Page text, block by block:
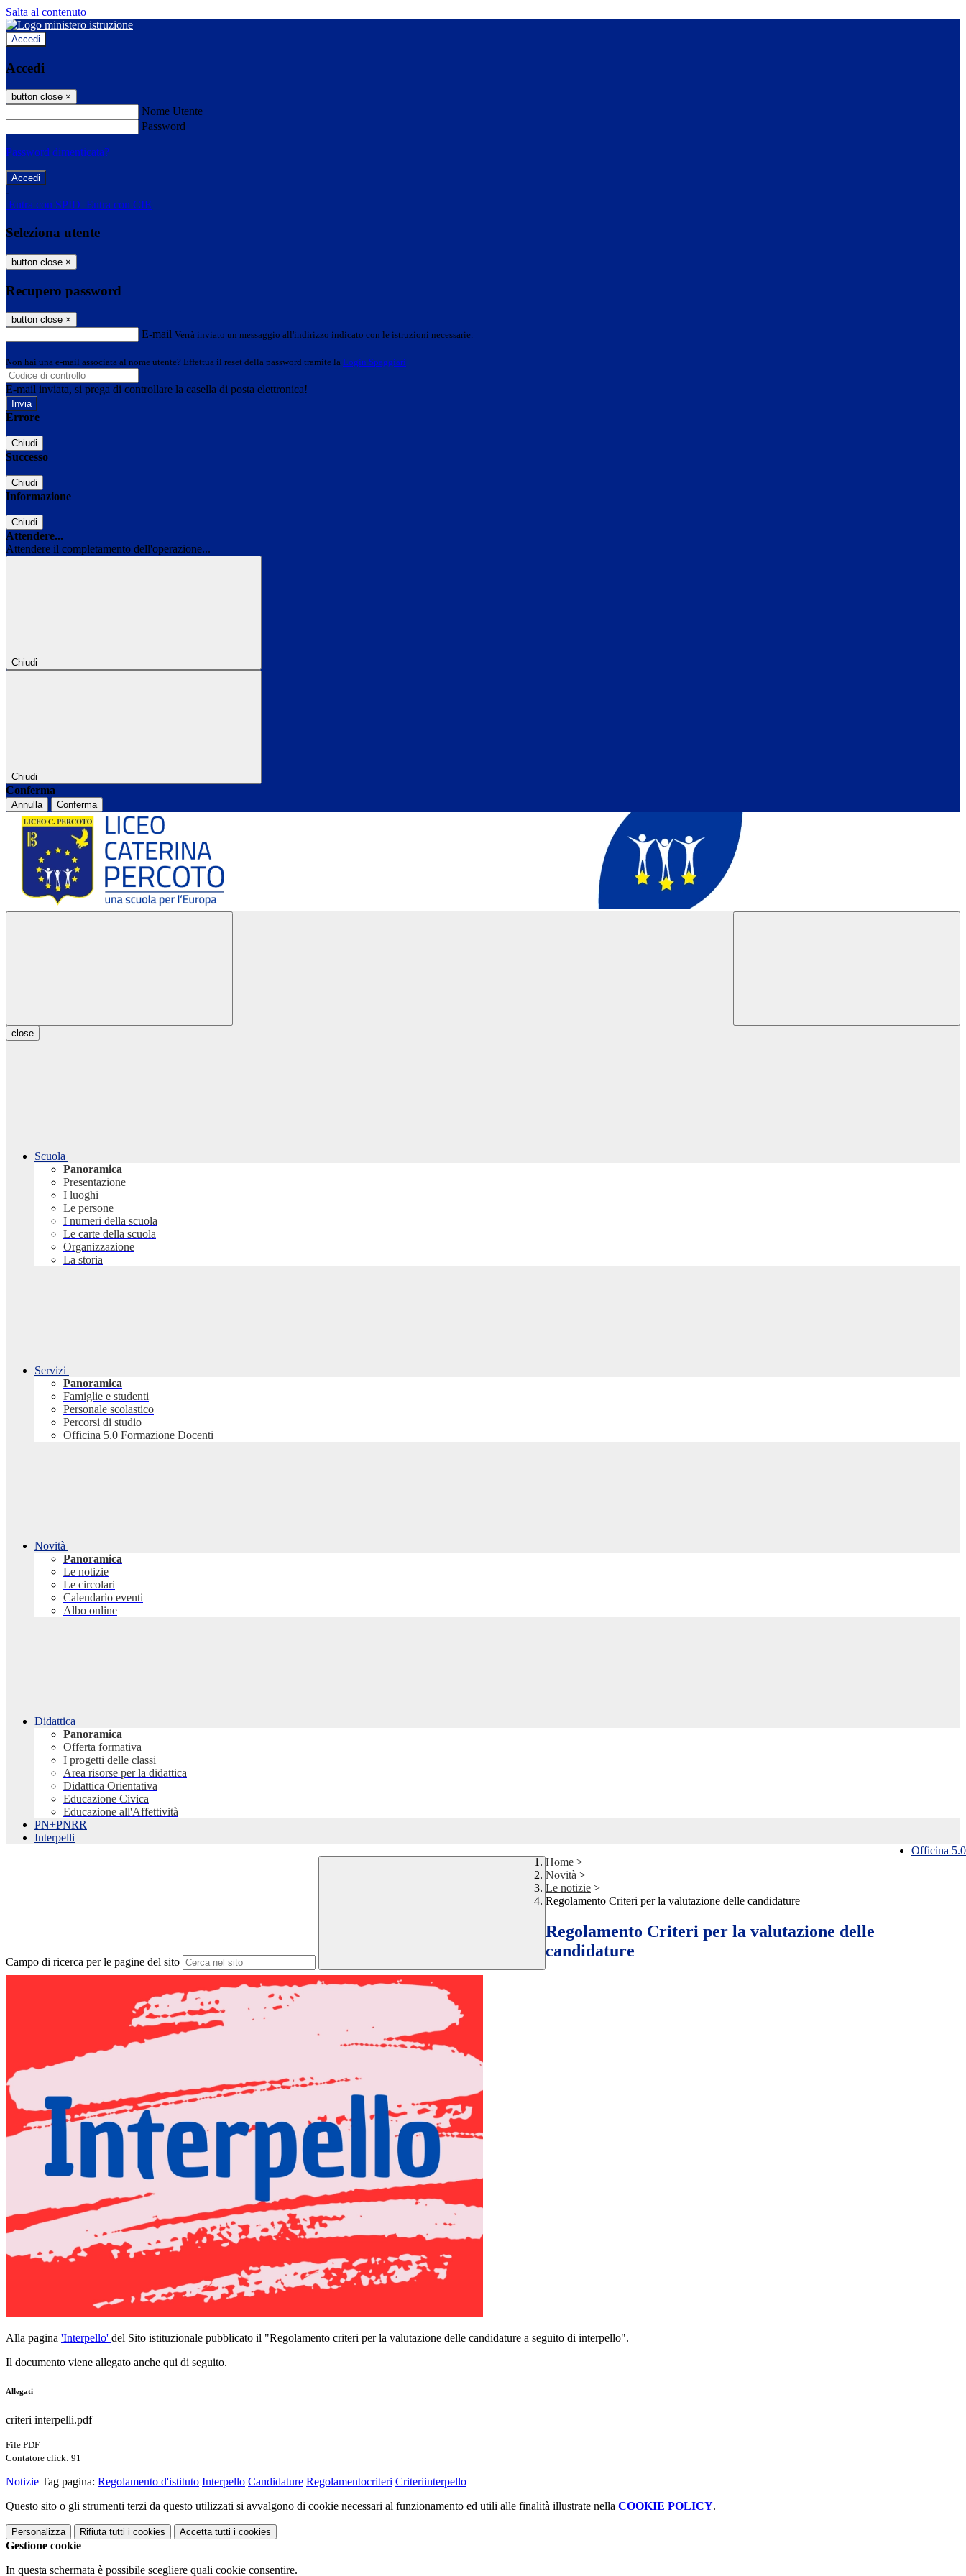
Salta al contenuto
Accedi
Accedi
button close ×
Nome Utente
Password
Password dimenticata?
-
Entra con SPID Entra con CIE
Seleziona utente
button close ×
Recupero password
button close ×
E-mail Verrà inviato un messaggio all'indirizzo indicato con le istruzioni necessarie.
Non hai una e-mail associata al nome utente? Effettua il reset della password tramite la Login Spaggiari
E-mail inviata, si prega di controllare la casella di posta elettronica!
Errore
Chiudi
Successo
Chiudi
Informazione
Chiudi
Attendere...
Attendere il completamento dell'operazione...
Chiudi
Chiudi
Conferma
Annulla Conferma
close
Scuola
Panoramica
Presentazione
I luoghi
Le persone
I numeri della scuola
Le carte della scuola
Organizzazione
La storia
Servizi
Panoramica
Famiglie e studenti
Personale scolastico
Percorsi di studio
Officina 5.0 Formazione Docenti
Novità
Panoramica
Le notizie
Le circolari
Calendario eventi
Albo online
Didattica
Panoramica
Offerta formativa
I progetti delle classi
Area risorse per la didattica
Didattica Orientativa
Educazione Civica
Educazione all'Affettività
PN+PNRR
Interpelli
Officina 5.0
Campo di ricerca per le pagine del sito
Home >
Novità >
Le notizie >
Regolamento Criteri per la valutazione delle candidature
Regolamento Criteri per la valutazione delle
candidature
Alla pagina 'Interpello' del Sito istituzionale pubblicato il "Regolamento criteri per la valutazione delle candidature a seguito di interpello".
Il documento viene allegato anche qui di seguito.
Allegati
criteri interpelli.pdf
File PDF
Contatore click: 91
Notizie Tag pagina: Regolamento d'istituto Interpello Candidature Regolamentocriteri Criteriinterpello
Questo sito o gli strumenti terzi da questo utilizzati si avvalgono di cookie necessari al funzionamento ed utili alle finalità illustrate nella COOKIE POLICY.
Personalizza Rifiuta tutti i cookies Accetta tutti i cookies
Gestione cookie
In questa schermata è possibile scegliere quali cookie consentire.